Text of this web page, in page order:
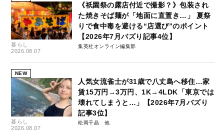
暮らし
2026.08.07
《祇園祭の露店付近で撮影？》包装され
た焼きそば麺が「地面に直置き…」 夏祭
りで食中毒を避ける“店選び”のポイント
【2026年7月バズり記事4位】
集英社オンライン編集部
NEW
暮らし
2026.08.07
人気女流雀士が31歳で八丈島へ移住…家
賃15万円→3万円、1K→4LDK「東京では
壊れてしまうと…」【2026年7月バズり
記事3位】
松岡千晶